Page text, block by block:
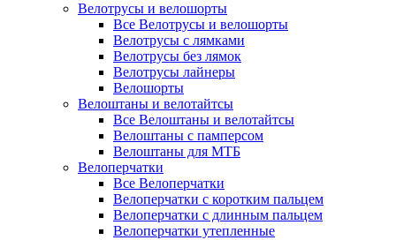
Велотрусы и велошорты
Все Велотрусы и велошорты
Велотрусы с лямками
Велотрусы без лямок
Велотрусы лайнеры
Велошорты
Велоштаны и велотайтсы
Все Велоштаны и велотайтсы
Велоштаны с памперсом
Велоштаны для МТБ
Велоперчатки
Все Велоперчатки
Велоперчатки с коротким пальцем
Велоперчатки с длинным пальцем
Велоперчатки утепленные